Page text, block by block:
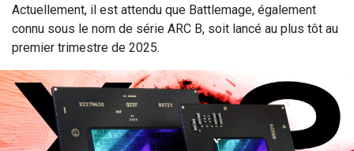
Actuellement, il est attendu que Battlemage, également
connu sous le nom de série ARC B, soit lancé au plus tôt au
premier trimestre de 2025.